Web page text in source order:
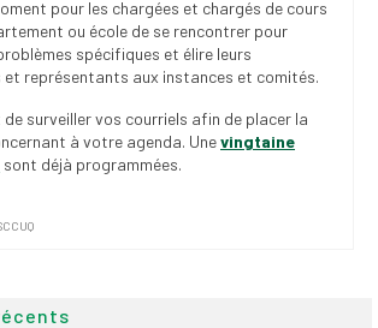
pour les chargées et chargés de cours
ou école de se rencontrer pour
spécifiques et élire leurs
représentants aux instances et comités.
surveiller vos courriels afin de placer la
à votre agenda. Unevingtaine
sont déjà programmées.